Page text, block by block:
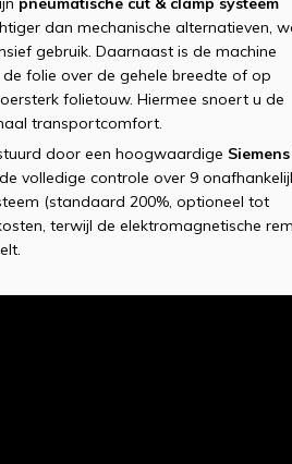
dan mechanische alternatieven,
gebruik. Daarnaast is de machine
folie over de gehele breedte of op
folietouw. Hiermee snoert u de
transportcomfort.
door een hoogwaardige
volledige controle over 9
(standaard 200%, optioneel tot
terwijl de elektromagnetische rem